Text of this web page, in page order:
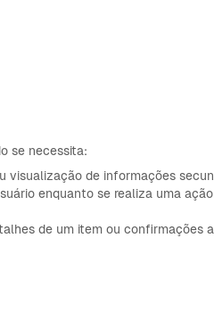
se necessita:
visualização de informações
enquanto se realiza uma
de um item ou confirmações